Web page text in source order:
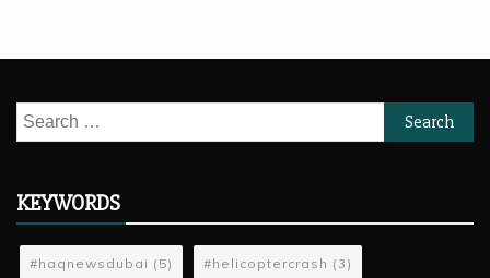
Search
for:
KEYWORDS
#haqnewsdubai (5) #helicoptercrash (3)